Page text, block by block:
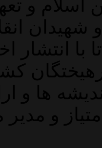
و
انتشار
ها و
و مدیر